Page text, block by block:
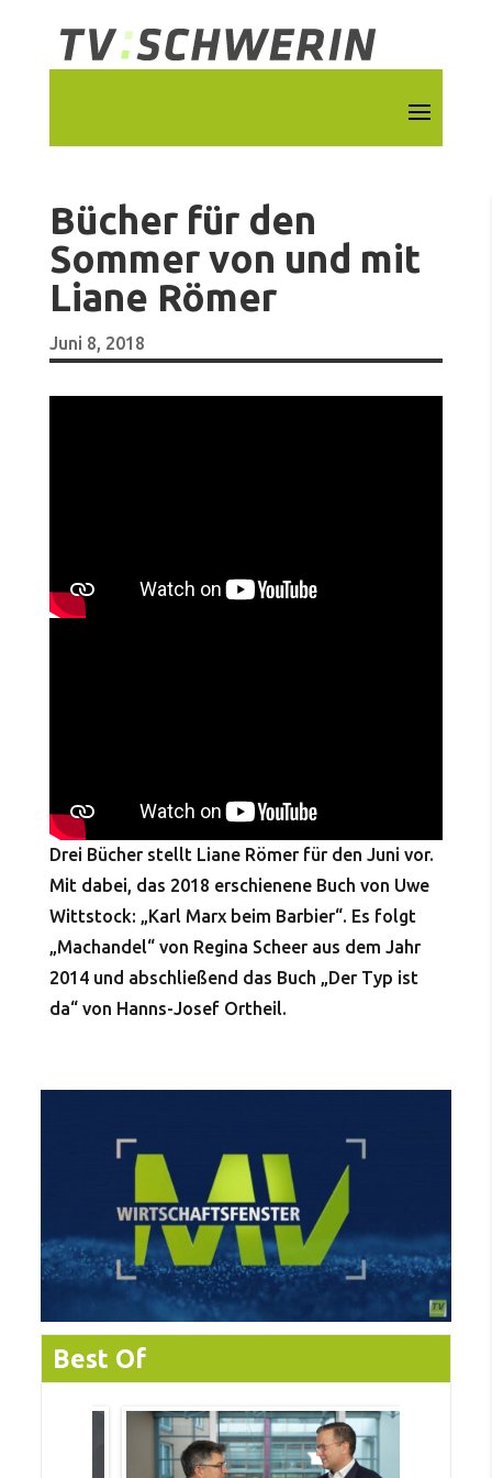
Bücher für den
Sommer von und mit
Liane Römer
Juni 8, 2018
Drei Bücher stellt Liane Römer für den Juni vor.
Mit dabei, das 2018 erschienene Buch von Uwe
Wittstock: „Karl Marx beim Barbier“. Es folgt
„Machandel“ von Regina Scheer aus dem Jahr
2014 und abschließend das Buch „Der Typ ist
da“ von Hanns-Josef Ortheil.
Best Of